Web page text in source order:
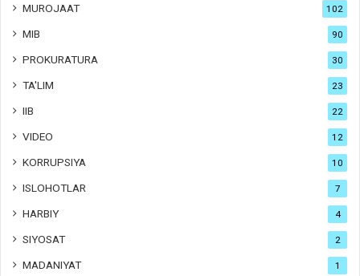
MUROJAAT 102
MIB 90
PROKURATURA 30
TA'LIM 23
IIB 22
VIDEO 12
KORRUPSIYA 10
ISLOHOTLAR 7
HARBIY 4
SIYOSAT 2
MADANIYAT 1